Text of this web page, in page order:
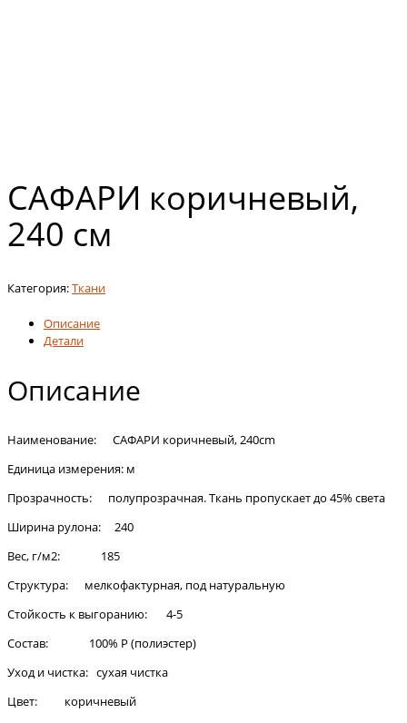
САФАРИ коричневый,
240 см
Категория:Ткани
Описание
Детали
Описание
Наименование: САФАРИ коричневый, 240cm
Единица измерения: м
Прозрачность: полупрозрачная. Ткань пропускает до 45% света
Ширина рулона: 240
Вес, г/м2: 185
Структура: мелкофактурная, под натуральную
Стойкость к выгоранию: 4-5
Состав: 100% Р (полиэстер)
Уход и чистка: сухая чистка
Цвет: коричневый